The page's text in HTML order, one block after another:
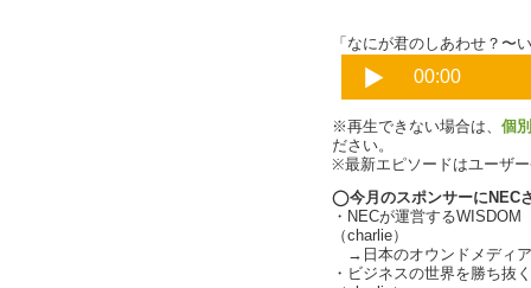
「なにが君のしあわせ？〜
※再生できない場合は、 個
ださい。
※最新エピソードはユーザ
◯今月のスポンサーにNEC
・NECが運営するWISDOM
（charlie）
→日本のオウンドメディ
・ビジネスの世界を勝ち抜